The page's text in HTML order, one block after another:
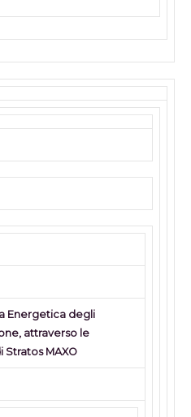
Energetica degli
attraverso le
Stratos MAXO